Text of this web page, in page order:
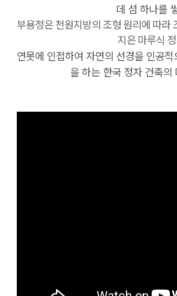
데 섬 하나를
부용정은 천원지방의 조형 원리에 따라
지은 마루식
연못에 인접하여 자연의 선경을 인공
을 하는 한국 정자 건축의